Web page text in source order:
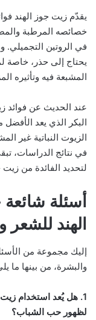
يقدّم زيت جوز الهند
خصائصه المرطبة
في الروتين التجميلي.
يحتاج إلى حذر، خاصة
المشبعة فيه وتأثيره
عند الحديث عن فوائد
البكر الذي يعد
الزيوت النباتية غير
في نتائج الدراسات،
لتحديد الفائدة من زيت
أسئلة
الهند للشعر
إليك مجموعة من
والبشرة، من بينها ما
1. هل يُعد استخدام زيت
لظهور حب الشباب؟